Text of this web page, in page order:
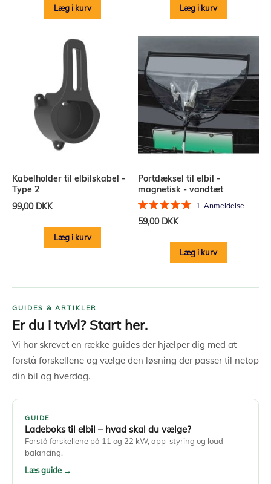
Læg i kurv Læg i kurv
Kabelholder til elbilskabel -
Type 2
99,00 DKK
Læg i kurv
Portdæksel til elbil -
magnetisk - vandtæt
Bedømmelse:
1Anmeldelse
59,00 DKK
Læg i kurv
GUIDES & ARTIKLER
Er du i tvivl? Start her.
Vi har skrevet en række guides der hjælper dig med at
forstå forskellene og vælge den løsning der passer til netop
din bil og hverdag.
GUIDE
Ladeboks til elbil – hvad skal du vælge?
Forstå forskellene på 11 og 22 kW, app-styring og load
balancing.
Læs guide →